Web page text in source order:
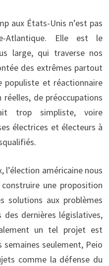
aux États-Unis n’est pas
Atlantique. Elle est le
large, qui traverse nos
des extrêmes partout
populiste et réactionnaire
de préoccupations
trop simpliste, voire
électrices et électeurs à
l’élection américaine nous
une proposition
solutions aux problèmes
dernières législatives,
un tel projet est
semaines seulement, Peio
comme la défense du